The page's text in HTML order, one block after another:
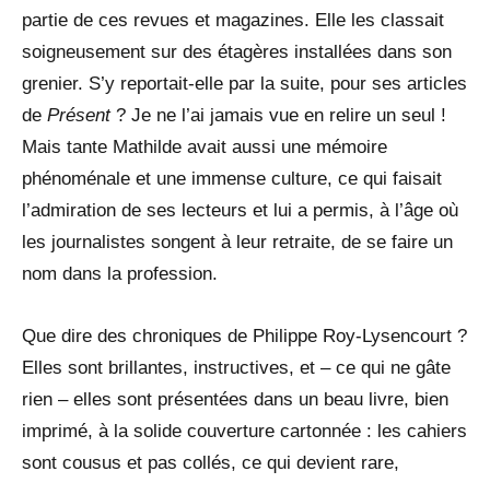
partie de ces revues et magazines. Elle les classait
soigneusement sur des étagères installées dans son
grenier. S’y reportait-elle par la suite, pour ses articles
de Présent? Je ne l’ai jamais vue en relire un seul !
Mais tante Mathilde avait aussi une mémoire
phénoménale et une immense culture, ce qui faisait
l’admiration de ses lecteurs et lui a permis, à l’âge où
les journalistes songent à leur retraite, de se faire un
nom dans la profession.
Que dire des chroniques de Philippe Roy-Lysencourt ?
Elles sont brillantes, instructives, et – ce qui ne gâte
rien – elles sont présentées dans un beau livre, bien
imprimé, à la solide couverture cartonnée : les cahiers
sont cousus et pas collés, ce qui devient rare,